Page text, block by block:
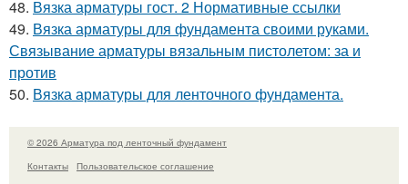
48. Вязка арматуры гост. 2 Нормативные ссылки
49. Вязка арматуры для фундамента своими руками.
Связывание арматуры вязальным пистолетом: за и
против
50. Вязка арматуры для ленточного фундамента.
© 2026 Арматура под ленточный фундамент
Контакты
Пользовательское соглашение